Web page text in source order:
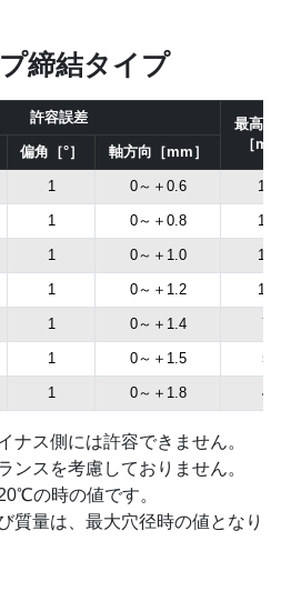
締結タイプ
許容誤差
最高回
［min
偏角［°］ 軸方向［mm］
1 0～＋0.6
1 0～＋0.8
1 0～＋1.0
1 0～＋1.2
1 0～＋1.4
1 0～＋1.5
1 0～＋1.8
ナス側には許容できません。
ンスを考慮しておりません。
の時の値です。
質量は、最大穴径時の値となり